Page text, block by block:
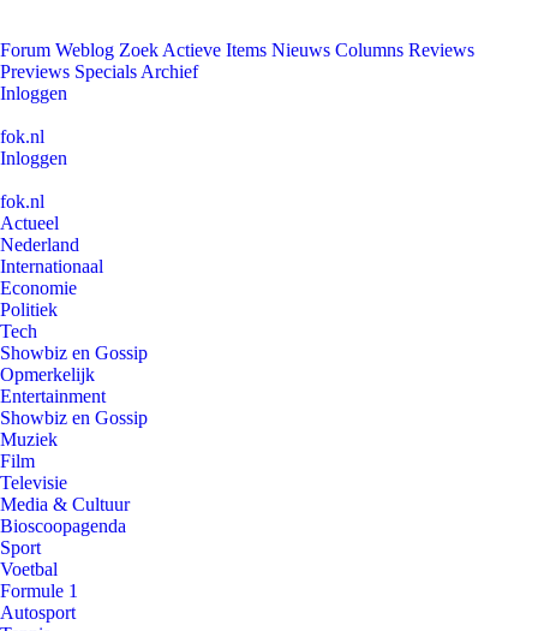
Forum Weblog Zoek Actieve Items Nieuws Columns Reviews
Previews Specials Archief
Inloggen
fok.nl
Inloggen
fok.nl
Actueel
Nederland
Internationaal
Economie
Politiek
Tech
Showbiz en Gossip
Opmerkelijk
Entertainment
Showbiz en Gossip
Muziek
Film
Televisie
Media & Cultuur
Bioscoopagenda
Sport
Voetbal
Formule 1
Autosport